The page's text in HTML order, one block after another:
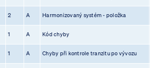
2 A Harmonizovaný systém - položka
1 A Kód chyby
1 A Chyby při kontrole tranzitu po vývozu